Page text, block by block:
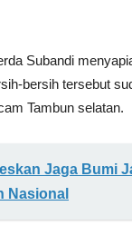
Subandi
bersih tersebut
Tambun selatan.
Jaga Bumi
Nasional